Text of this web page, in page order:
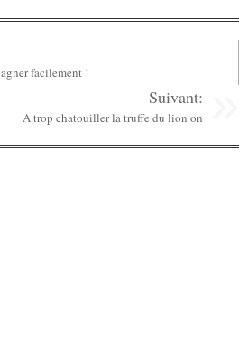
facilement !
Suivant:
A trop chatouiller la truffe du lion on